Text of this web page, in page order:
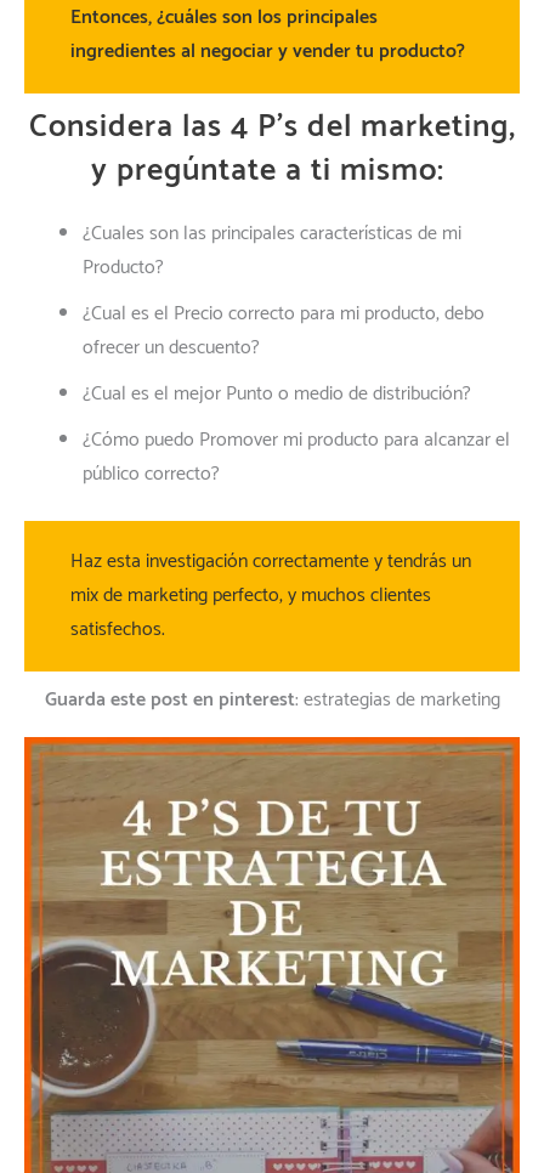
Entonces, ¿cuáles son los principales
ingredientes al negociar y vender tu producto?
Considera las 4 P’s del marketing,
y pregúntate a ti mismo:
¿Cuales son las principales características de mi
Producto?
¿Cual es el Precio correcto para mi producto, debo
ofrecer un descuento?
¿Cual es el mejor Punto o medio de distribución?
¿Cómo puedo Promover mi producto para alcanzar el
público correcto?
Haz esta investigación correctamente y tendrás un
mix de marketing perfecto, y muchos clientes
satisfechos.
Guarda este post en pinterest: estrategias de marketing